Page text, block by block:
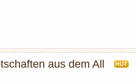
aus dem All HOT